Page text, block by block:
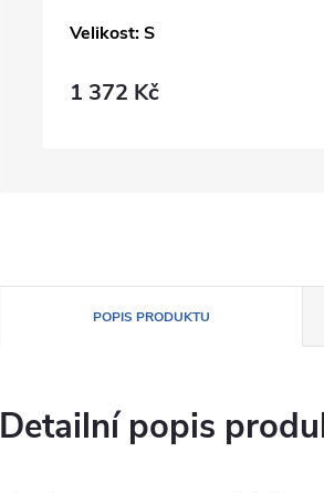
Velikost: S
1 372 Kč
POPIS PRODUKTU
Detailní popis